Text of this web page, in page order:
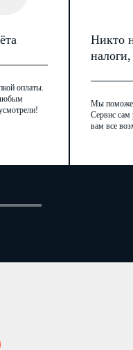
оплаты.
Никто
Мы
Сервис сам
вам все